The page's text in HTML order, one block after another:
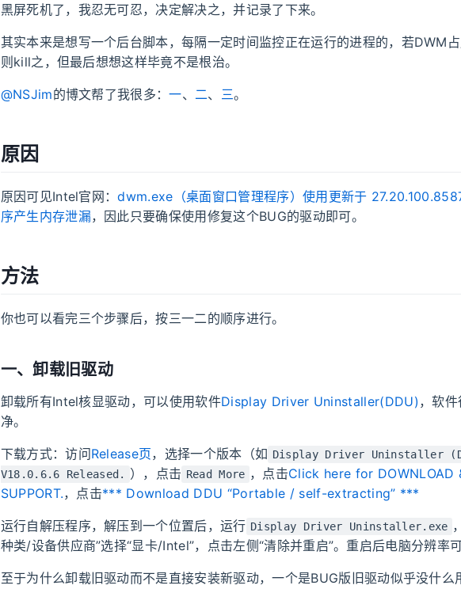
黑屏死机了，我忍无可忍，决定解决之，并记录了下来。
其实本来是想写一个后台脚本，每隔一定时间监控正在运行的进程的，若DWM
则kill之，但最后想想这样毕竟不是根治。
@NSJim的博文帮了我很多：一、 二、 三。
原因
原因可见Intel官网：dwm.exe（桌面窗口管理程序）使用更新于
序产生内存泄漏，因此只要确保使用修复这个BUG的驱动即可。
方法
你也可以看完三个步骤后，按三一二的顺序进行。
一、卸载旧驱动
卸载所有Intel核显驱动，可以使用软件Display Driver Uninstaller(DDU) ，软
净。
下载方式：访问Release页，选择一个版本（如 Display Driver Uninstaller
V18.0.6.6 Released.
），点击 Read More ，点击Click here for DOWNLOAD
SUPPORT.，点击*** Download DDU “Portable / self-extracting” ***
运行自解压程序，解压到一个位置后，运行 Display Driver Uninstaller.exe
种类/设备供应商”选择“显卡/Intel”，点击左侧“清除并重启”。重启后电脑分辨率可
至于为什么卸载旧驱动而不是直接安装新驱动，一个是BUG版旧驱动似乎没什么